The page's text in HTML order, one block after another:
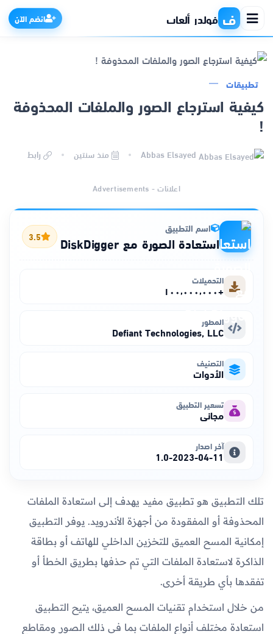
ف فولدر ألعاب انضم الآن
الألعاب
ذكاء اصطناعي
تطبيقات
كيفية استرجاع الصور والملفات المحذوفة
!
منذ سنتين رابط
اعلانات - Advertisements
اسم التطبيق
استعادة الصورة مع DiskDigger 3.5
التحميلات
+١٠٠٬٠٠٠٬٠٠٠
المطور
Defiant Technologies, LLC
التصنيف
الأدوات
تسعير التطبيق
مجاني
آخر اصدار
1.0-2023-04-11
تلك التطبيق هو تطبيق مفيد يهدف إلى استعادة الملفات
المحذوفة أو المفقودة من أجهزة الأندرويد. يوفر التطبيق
إمكانية المسح العميق للتخزين الداخلي للهاتف أو بطاقة
الذاكرة لاستعادة الملفات التي تم حذفها بطريق الخطأ أو
تفقدها بأي طريقة أخرى.
من خلال استخدام تقنيات المسح العميق، يتيح التطبيق
استعادة مختلف أنواع الملفات بما في ذلك الصور ومقاطع